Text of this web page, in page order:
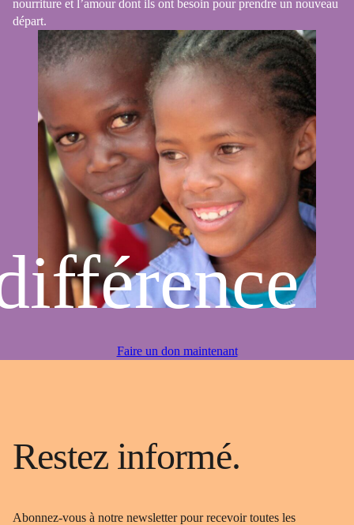
nourriture et l’amour dont ils ont besoin pour prendre un nouveau
départ.
Faire un don maintenant
Restez informé.
Abonnez-vous à notre newsletter pour recevoir toutes les